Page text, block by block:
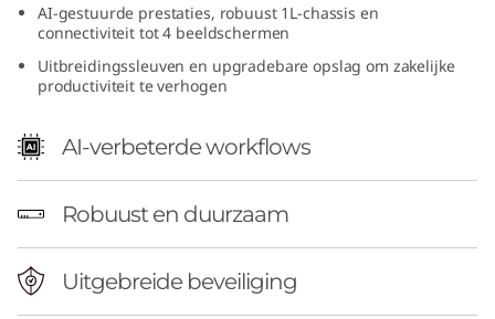
T
n
y
P
C
AI-gestuurde prestaties, robuust 1L-chassis en
connectiviteit tot 4 beeldschermen
Uitbreidingssleuven en upgradebare opslag om zakelijke
productiviteit te verhogen
AI-verbeterde workflows
Robuust en duurzaam
Uitgebreide beveiliging